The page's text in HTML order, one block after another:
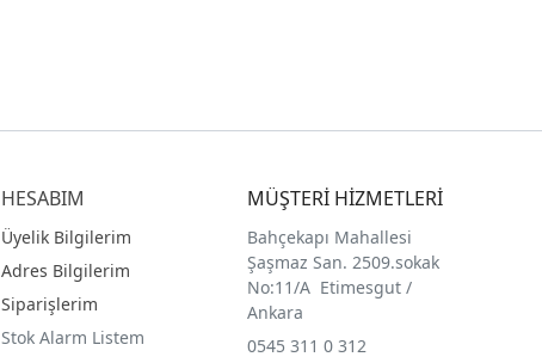
HESABIM
Üyelik Bilgilerim
Adres Bilgilerim
Siparişlerim
Stok Alarm Listem
MÜŞTERİ HİZMETLERİ
Bahçekapı Mahallesi
Şaşmaz San. 2509.sokak
No:11/A Etimesgut /
Ankara
0545 311 0 312